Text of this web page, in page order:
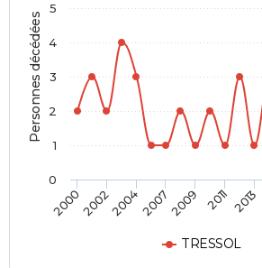
Personnes décédées
TRESSOL
20002002200420072009 2011 2013
0
1
2
3
4
5